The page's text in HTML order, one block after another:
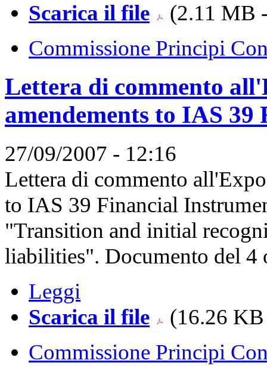
Scarica il file
(2.11 MB
Commissione Principi
Lettera di commento
amendements to IAS
27/09/2007 - 12:16
Lettera di commento
to IAS 39 Financial
"Transition and initial
liabilities". Documento del 4
Leggi
Scarica il file
(16.26
Commissione Principi